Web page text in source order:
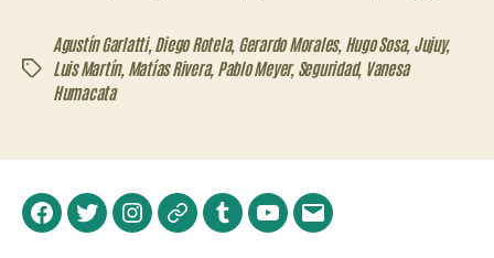
Etiquetas
Agustín Garlatti, Diego Rotela, Gerardo Morales, Hugo Sosa, Jujuy,
Luis Martín, Matías Rivera, Pablo Meyer, Seguridad, Vanesa
Humacata
FacebookTwitterInstagramTelegramTumblrYouTubeCorreo